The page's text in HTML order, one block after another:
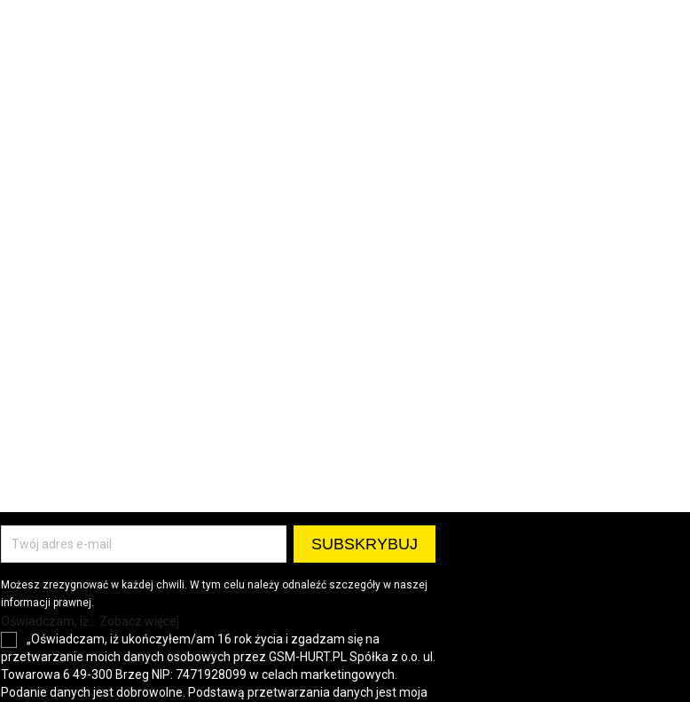
Możesz zrezygnować w każdej chwili. W tym celu należy odnaleźć szczegóły w naszej
informacji prawnej.
Oświadczam, iż... Zobacz więcej
„Oświadczam, iż ukończyłem/am 16 rok życia i zgadzam się na
przetwarzanie moich danych osobowych przez GSM-HURT.PL Spółka z o.o. ul.
Towarowa 6 49-300 Brzeg NIP: 7471928099 w celach marketingowych.
Podanie danych jest dobrowolne. Podstawą przetwarzania danych jest moja